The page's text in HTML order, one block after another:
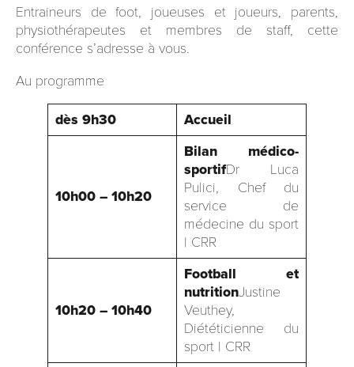
Entraineurs de foot, joueuses et joueurs, parents,
physiothérapeutes et membres de staff, cette
conférence s’adresse à vous.
Au programme
dès 9h30 Accueil
10h00 – 10h20
Bilan médico-
sportifDr Luca
Pulici, Chef du
service de
médecine du sport
| CRR
10h20 – 10h40
Football et
nutritionJustine
Veuthey,
Diététicienne du
sport | CRR